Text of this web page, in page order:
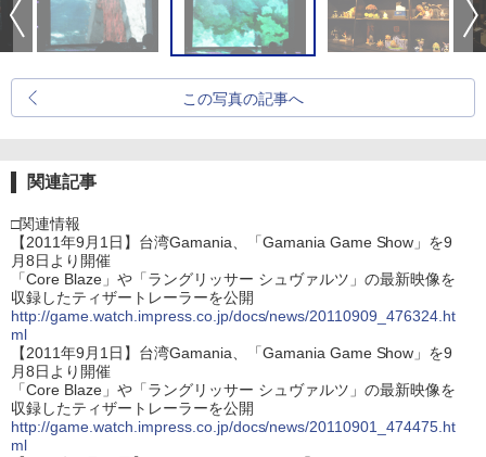
この写真の記事へ
関連記事
□関連情報
【2011年9月1日】台湾Gamania、「Gamania Game Show」を9
月8日より開催
「Core Blaze」や「ラングリッサー シュヴァルツ」の最新映像を
収録したティザートレーラーを公開
http://game.watch.impress.co.jp/docs/news/20110909_476324.ht
ml
【2011年9月1日】台湾Gamania、「Gamania Game Show」を9
月8日より開催
「Core Blaze」や「ラングリッサー シュヴァルツ」の最新映像を
収録したティザートレーラーを公開
http://game.watch.impress.co.jp/docs/news/20110901_474475.ht
ml